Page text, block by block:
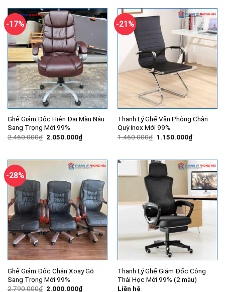
-17%
Ghế Giám Đốc Hiện Đại Màu Nâu
Sang Trọng Mới 99%
2.460.000₫ Giá
2.050.000₫Giá
hiện
2.050.000₫.
-21%
Thanh Lý Ghế Văn Phòng Chân
Quỳ Inox Mới 99%
1.460.000₫ Giá
1.150.000₫Giá
hiện
-28%
Ghế Giám Đốc Chân Xoay Gỗ
Sang Trọng Mới 99%
2.790.000₫ Giá
2.000.000₫Giá
Thanh Lý Ghế Giám Đốc Công
Thái Học Mới 99% (2 màu)
Liên hệ